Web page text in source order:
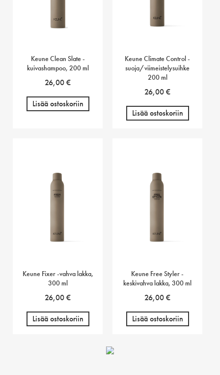
Keune Clean Slate -
kuivashampoo, 200 ml
26,00€
Lisää ostoskoriin
Keune Climate Control -
suoja/viimeistelysuihke
200 ml
26,00€
Lisää ostoskoriin
Keune Fixer -vahva lakka,
300 ml
26,00€
Lisää ostoskoriin
Keune Free Styler -
keskivahva lakka, 300 ml
26,00€
Lisää ostoskoriin